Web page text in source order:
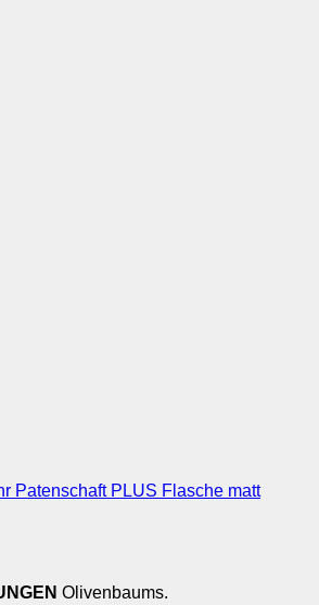
Patenschaft PLUS Flasche matt
Olivenbaums.